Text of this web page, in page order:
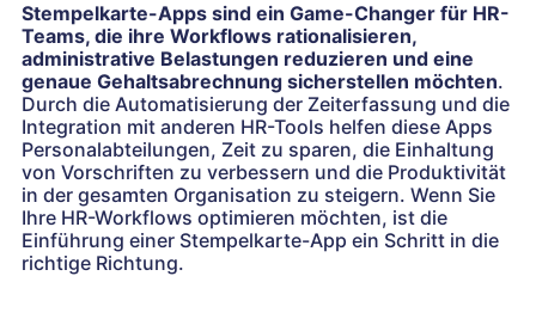
Stempelkarte-Apps sind ein Game-Changer für HR-
Teams, die ihre Workflows rationalisieren,
administrative Belastungen reduzieren und eine
genaue Gehaltsabrechnung sicherstellen möchten.
Durch die Automatisierung der Zeiterfassung und die
Integration mit anderen HR-Tools helfen diese Apps
Personalabteilungen, Zeit zu sparen, die Einhaltung
von Vorschriften zu verbessern und die Produktivität
in der gesamten Organisation zu steigern. Wenn Sie
Ihre HR-Workflows optimieren möchten, ist die
Einführung einer Stempelkarte-App ein Schritt in die
richtige Richtung.